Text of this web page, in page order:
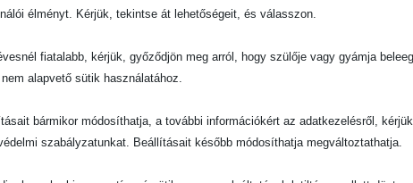
jelentem meg nálatok. Beszédem és igehirdetésem
szavaival hangzott hozzátok, hanem a Lélek
bölcsességén, hanem Isten erején nyugodjék.
elmegyek hozzátok, és megismerkedem majd
de nem a beszédükkel, hanem az erejükkel. Mert nem
hanem erőben. (1Kor 4,19-20)
élményt. Kérjük, tekintse át lehetőségeit, és válasszon.
fiatalabb, kérjük, győződjön meg arról, hogy szülője vagy gyámja
alapvető sütik használatához.
bármikor módosíthatja, a további információkért az adatkezelésről,
szabályzatunkat. Beállításait később módosíthatja megváltoztathatja.